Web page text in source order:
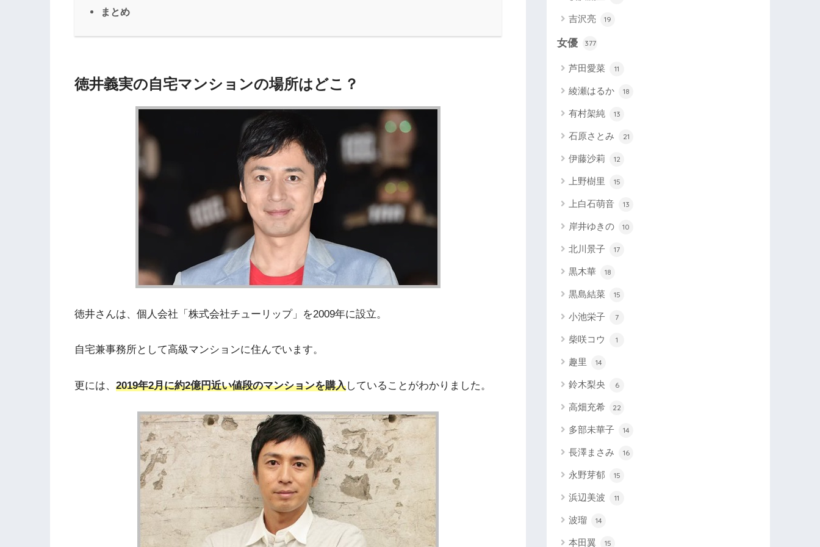
まとめ
徳井義実の自宅マンションの場所はどこ？
徳井さんは、個人会社「株式会社チューリップ」を2009年に設立。
自宅兼事務所として高級マンションに住んでいます。
更には、 2019年2月に約2億円近い値段のマンションを購入していることがわかりました。
吉沢亮 19
女優 377
芦田愛菜 11
綾瀬はるか 18
有村架純 13
石原さとみ 21
伊藤沙莉 12
上野樹里 15
上白石萌音 13
岸井ゆきの 10
北川景子 17
黒木華 18
黒島結菜 15
小池栄子 7
柴咲コウ 1
趣里 14
鈴木梨央 6
高畑充希 22
多部未華子 14
長澤まさみ 16
永野芽郁 15
浜辺美波 11
波瑠 14
本田翼 15